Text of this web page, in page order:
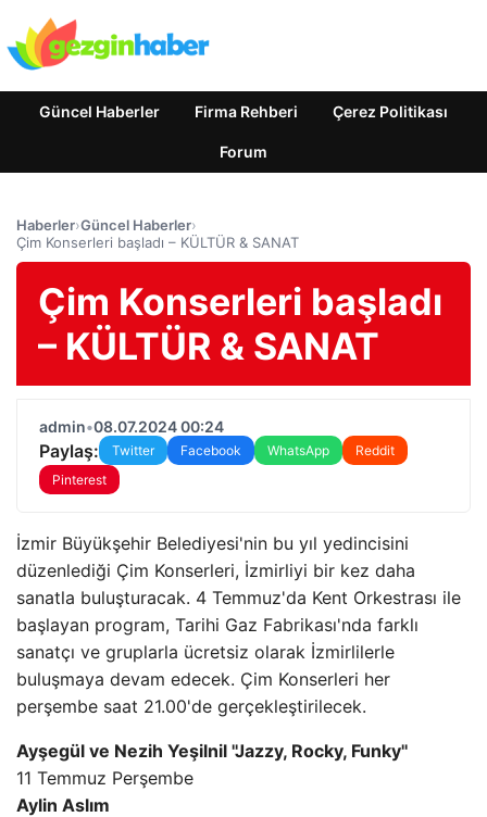
Güncel Haberler Firma Rehberi Çerez Politikası
Forum
Haberler›Güncel Haberler›
Çim Konserleri başladı – KÜLTÜR & SANAT
Çim Konserleri başladı
– KÜLTÜR & SANAT
admin•08.07.2024 00:24
Paylaş: Twitter Facebook WhatsApp
Reddit
Pinterest
İzmir Büyükşehir Belediyesi'nin bu yıl yedincisini
düzenlediği Çim Konserleri, İzmirliyi bir kez daha
sanatla buluşturacak. 4 Temmuz'da Kent Orkestrası ile
başlayan program, Tarihi Gaz Fabrikası'nda farklı
sanatçı ve gruplarla ücretsiz olarak İzmirlilerle
buluşmaya devam edecek. Çim Konserleri her
perşembe saat 21.00'de gerçekleştirilecek.
Ayşegül ve Nezih Yeşilnil ''Jazzy, Rocky, Funky''
11 Temmuz Perşembe
Aylin Aslım